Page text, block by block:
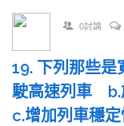
0討論
19. 下列那些是
駛高速列車 b.
c.增加列車穩